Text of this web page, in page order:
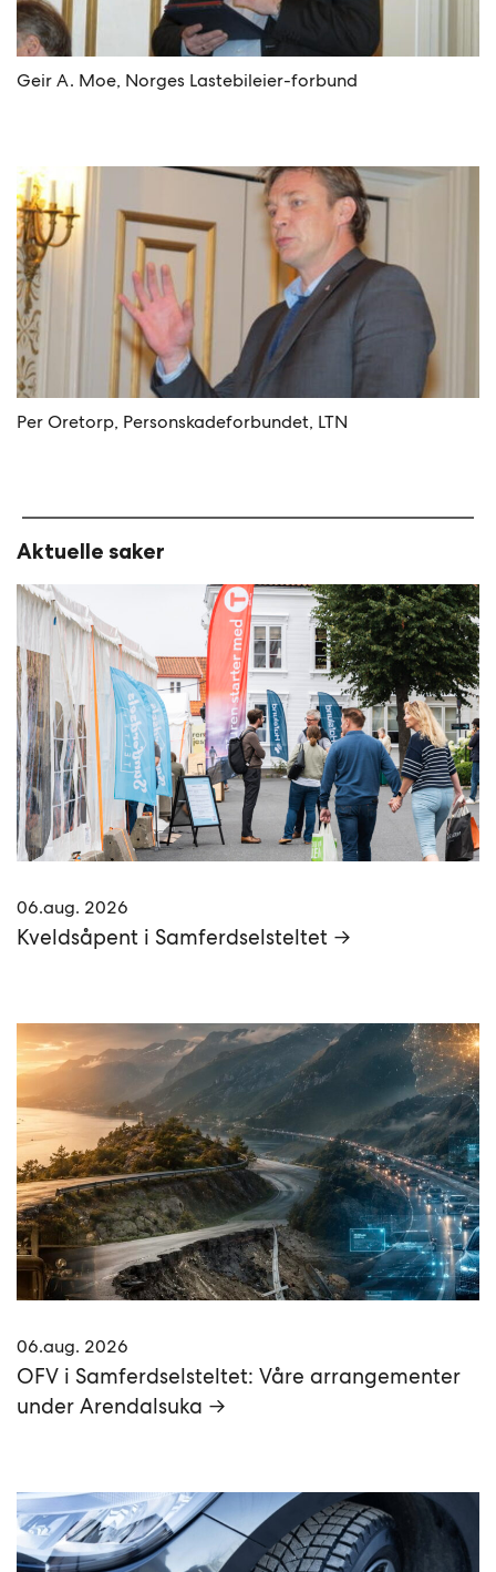
Geir A. Moe, Norges Lastebileier-forbund
Per Oretorp, Personskadeforbundet, LTN
Aktuelle saker
06.aug. 2026
Kveldsåpent i Samferdselsteltet →
06.aug. 2026
OFV i Samferdselsteltet: Våre arrangementer
under Arendalsuka →